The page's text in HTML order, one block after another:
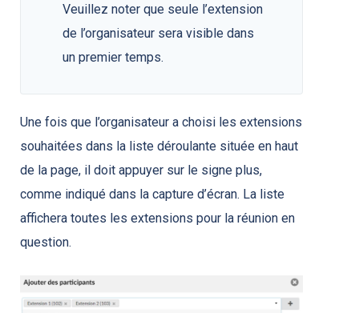
Veuillez noter que seule l’extension
de l’organisateur sera visible dans
un premier temps.
Une fois que l’organisateur a choisi les extensions
souhaitées dans la liste déroulante située en haut
de la page, il doit appuyer sur le signe plus,
comme indiqué dans la capture d’écran. La liste
affichera toutes les extensions pour la réunion en
question.